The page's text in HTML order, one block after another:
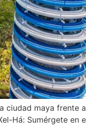
ciudad maya frente
Há: Sumérgete en